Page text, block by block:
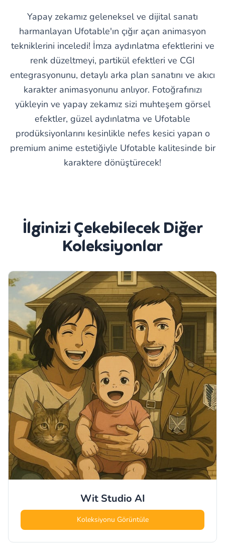
Yapay zekamız geleneksel ve dijital sanatı
harmanlayan Ufotable'ın çığır açan animasyon
tekniklerini inceledi! İmza aydınlatma efektlerini ve
renk düzeltmeyi, partikül efektleri ve CGI
entegrasyonunu, detaylı arka plan sanatını ve akıcı
karakter animasyonunu anlıyor. Fotoğrafınızı
yükleyin ve yapay zekamız sizi muhteşem görsel
efektler, güzel aydınlatma ve Ufotable
prodüksiyonlarını kesinlikle nefes kesici yapan o
premium anime estetiğiyle Ufotable kalitesinde bir
karaktere dönüştürecek!
İlginizi Çekebilecek Diğer
Koleksiyonlar
Wit Studio AI
Koleksiyonu Görüntüle